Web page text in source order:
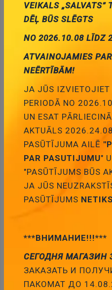
* Produktu fotogrāfijas ir tikai
atšķirties no priekšmeta reāla
Controller Combo, DIP8
Cena:2.52 €
00025515 Artikuls:
Noliktavas stāvoklis:
6
Daudzums:
Pievienot grozam
Apraksts
VEIKALS „SALVATS”
DĒĻ BŪS SLĒGTS
NO 2026.10.08 LĪDZ
ATVAINOJAMIES
NEĒRTĪBĀM!
JA JŪS IZVIETOJIET
PERIODĀ NO
UN ESAT
AKTUĀLS
PASŪTĪJUMA AILĒ
PAR PASUTIJUMU"
"PASŪTĪJUMS BŪS
JA JŪS
PASŪTĪJUMS NETIKS
***ВНИМАНИЕ!!!***
СЕГОДНЯ МАГАЗИН
ЗАКАЗАТЬ И
ПАКОМАТ ДО